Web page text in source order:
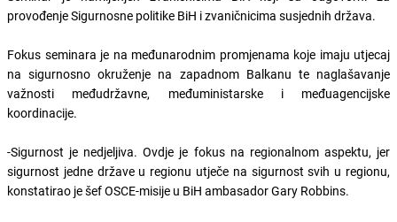
provođenje Sigurnosne politike BiH i zvaničnicima susjednih država.
Fokus seminara je na međunarodnim promjenama koje imaju utjecaj
na sigurnosno okruženje na zapadnom Balkanu te naglašavanje
važnosti međudržavne, međuministarske i međuagencijske
koordinacije.
-Sigurnost je nedjeljiva. Ovdje je fokus na regionalnom aspektu, jer
sigurnost jedne države u regionu utječe na sigurnost svih u regionu,
konstatirao je šef OSCE-misije u BiH ambasador Gary Robbins.